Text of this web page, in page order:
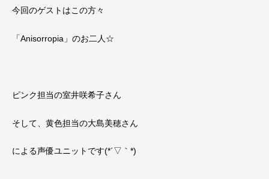
今回のゲストはこの方々
「Anisorropia」のお二人☆
ピンク担当の室井咲希子さん
そして、黄色担当の大島美穂さん
による声優ユニットです(*´▽｀*)